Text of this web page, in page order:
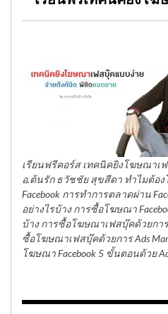
เรียนฟรีคอร์ส เทคนิคยิงโฆษณาเ
อ.ต้นรัก ธวัชชัย สุขสีดา ทำไมต้อ
Facebook การทำการตลาดผ่าน
อย่างไรบ้าง การซื้อโฆษณา
บ้าง การซื้อโฆษณาเฟสบุ๊คด้วยการ
ซื้อโฆษณาเฟสบุ๊คด้วยการ Ads
โฆษณา Facebook 5 ขั้นตอนด้วย